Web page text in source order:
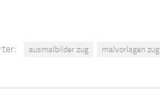
ausmalbilder zug malvorlagen zug